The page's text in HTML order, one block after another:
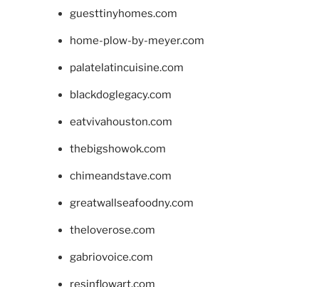
guesttinyhomes.com
home-plow-by-meyer.com
palatelatincuisine.com
blackdoglegacy.com
eatvivahouston.com
thebigshowok.com
chimeandstave.com
greatwallseafoodny.com
theloverose.com
gabriovoice.com
resinflowart.com